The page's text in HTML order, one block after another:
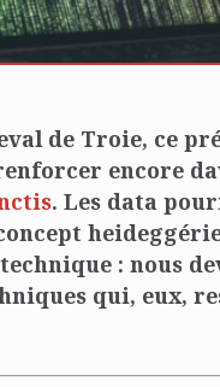
de Troie, ce
encore
. Les data
: nous
qui, eux,